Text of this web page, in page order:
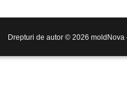
Drepturi de autor © 2026 moldNova